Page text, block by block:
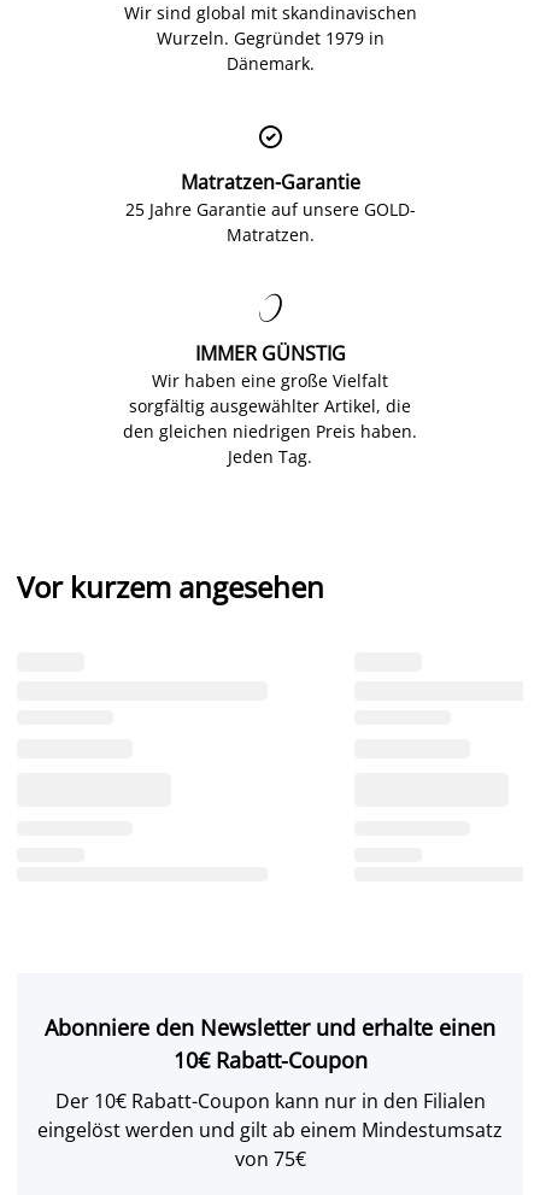
Wir sind global mit skandinavischen
Wurzeln. Gegründet 1979 in
Dänemark.

Matratzen-Garantie
25 Jahre Garantie auf unsere GOLD-
Matratzen.

IMMER GÜNSTIG
Wir haben eine große Vielfalt
sorgfältig ausgewählter Artikel, die
den gleichen niedrigen Preis haben.
Jeden Tag.
Vor kurzem angesehen
Abonniere den Newsletter und erhalte einen
10€ Rabatt-Coupon
Der 10€ Rabatt-Coupon kann nur in den Filialen
eingelöst werden und gilt ab einem Mindestumsatz
von 75€